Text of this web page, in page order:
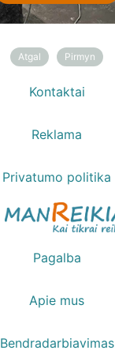
Atgal Pirmyn
Kontaktai
Reklama
Privatumo politika
Pagalba
Apie mus
Bendradarbiavimas